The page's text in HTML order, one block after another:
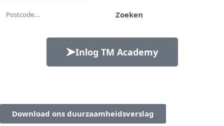
Zoeken
Inlog TM Academy
Download ons duurzaamheidsverslag